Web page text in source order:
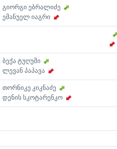
გიორგი ებრალიძე
ემანუელ იაგრი
ბექა ტუღუში
ლევან პაპავა
თორნიკე კიკნაძე
დენის სკოტარენკო